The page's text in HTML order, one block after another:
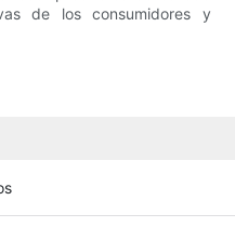
de los consumidores y